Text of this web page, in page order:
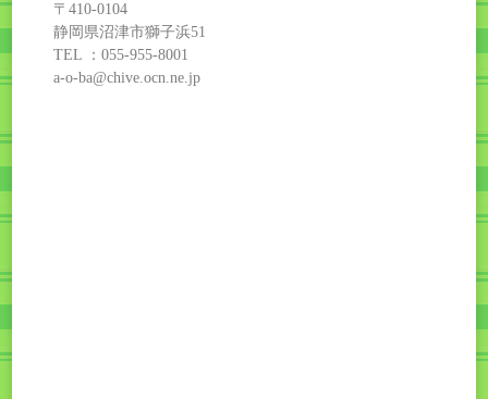
〒410-0104
静岡県沼津市獅子浜51
TEL ：055-955-8001
a-o-ba@chive.ocn.ne.jp